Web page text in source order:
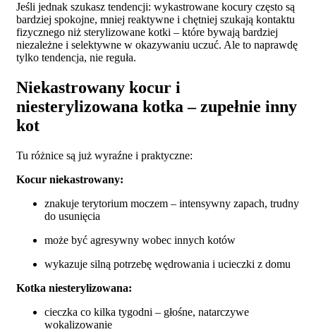
Jeśli jednak szukasz tendencji: wykastrowane kocury często są
bardziej spokojne, mniej reaktywne i chętniej szukają kontaktu
fizycznego niż sterylizowane kotki – które bywają bardziej
niezależne i selektywne w okazywaniu uczuć. Ale to naprawdę
tylko tendencja, nie reguła.
Niekastrowany kocur i
niesterylizowana kotka – zupełnie inny
kot
Tu różnice są już wyraźne i praktyczne:
Kocur niekastrowany:
znakuje terytorium moczem – intensywny zapach, trudny
do usunięcia
może być agresywny wobec innych kotów
wykazuje silną potrzebę wędrowania i ucieczki z domu
Kotka niesterylizowana:
cieczka co kilka tygodni – głośne, natarczywe
wokalizowanie